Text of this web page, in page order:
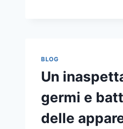
BLOG
Un
germi e
delle